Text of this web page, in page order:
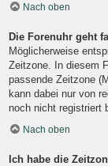
Nach oben
Die Forenuhr geht
Möglicherweise
Zeitzone. In diesem
passende Zeitzone
kann dabei nur von
noch nicht registriert
Nach oben
Ich habe die